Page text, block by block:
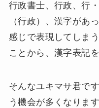
行政書士、行政、行
（行政）、漢字があ
感じで表現してしま
ことから、漢字表記
そんなユキマサ君で
う機会が多くなります